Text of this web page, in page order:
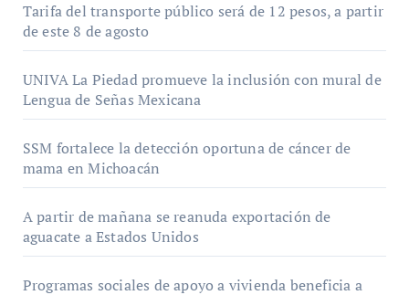
Tarifa del transporte público será de 12 pesos, a partir
de este 8 de agosto
UNIVA La Piedad promueve la inclusión con mural de
Lengua de Señas Mexicana
SSM fortalece la detección oportuna de cáncer de
mama en Michoacán
A partir de mañana se reanuda exportación de
aguacate a Estados Unidos
Programas sociales de apoyo a vivienda beneficia a